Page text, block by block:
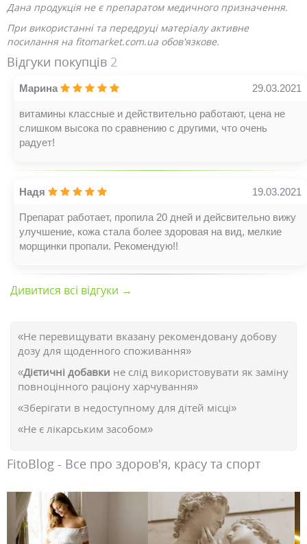
Дана продукція не є препаратом медичного призначення.
При використанні та передруці матеріалу активне
посилання на fitomarket.com.ua обов'язкове.
Відгуки покупців 2
Марина 29.03.2021
витамины классные и действительно работают, цена не
слишком высока по сравнению с другими, что очень
радует!
Надя 19.03.2021
Препарат работает, пропила 20 дней и дейсвительно вижу
улучшение, кожа стала более здоровая на вид, мелкие
морщинки пропали. Рекомендую!!
Дивитися всі відгуки →
«Не перевищувати вказану рекомендовану добову
дозу для щоденного споживання»
«Дієтичні добавки не слід використовувати як заміну
повноцінного раціону харчування»
«Зберігати в недоступному для дітей місці»
«Не є лікарським засобом»
FitoBlog - Все про здоров'я, красу та спорт